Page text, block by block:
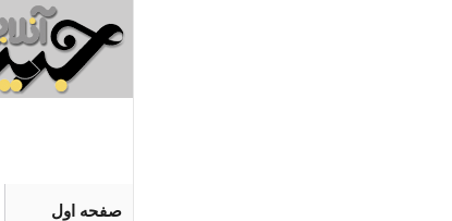
صفحه اول